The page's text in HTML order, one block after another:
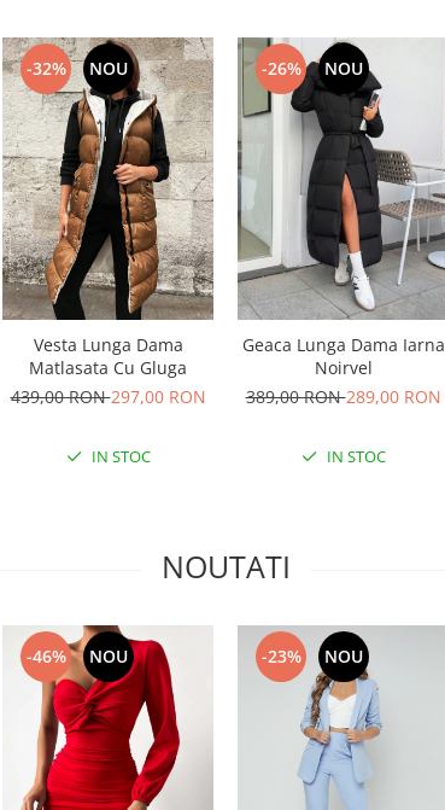
-32% NOU
Vesta Lunga Dama
Matlasata Cu Gluga
439,00 RON297,00 RON
IN STOC
-26% NOU
Geaca Lunga Dama Iarna
Noirvel
389,00 RON289,00 RON
IN STOC
NOUTATI
-46% NOU -23% NOU